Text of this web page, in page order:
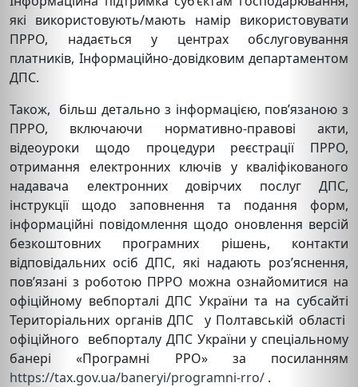
які використовують/мають намір використовувати
ПРРО, надається у центрах обслуговування
платників, Інформаційно-довідковим департаментом
ДПС.
Також, більш детально з інформацією, пов’язаною з
ПРРО, включаючи нормативно-правові акти,
відеоуроки щодо процедури реєстрації ПРРО,
отримання електронних ключів у кваліфікованого
надавача електронних довірчих послуг ДПС,
інструкції щодо заповнення та подання форм,
інформаційні повідомлення щодо оновлення версій
безкоштовних програмних рішень, контакти
відповідальних осіб ДПС, які надають роз’яснення,
пов’язані з роботою ПРРО можна ознайомитися на
офіційному вебпорталі ДПС України та на субсайті
Територіальних органів ДПС у Полтавській області
офіційного вебпорталу ДПС України у спеціальному
банері «Програмні РРО» за посиланням
https://tax.gov.ua/baneryi/programni-rro/ .